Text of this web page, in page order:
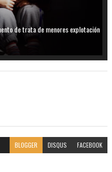
de trata de menores explotación
BLOGGER DISQUS FACEBOOK